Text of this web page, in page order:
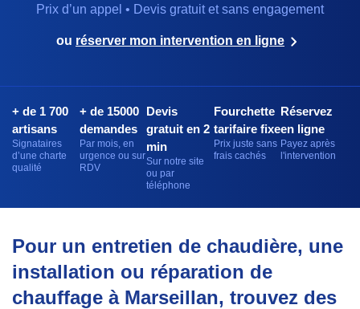
Prix d’un appel • Devis gratuit et sans engagement
ou réserver mon intervention en ligne
+ de 1 700
artisans
Signataires
d’une charte
qualité
+ de 15000
demandes
Par mois, en
urgence ou sur
RDV
Devis
gratuit en 2
min
Sur notre site
ou par
téléphone
Fourchette
tarifaire fixe
Prix juste sans
frais cachés
Réservez
en ligne
Payez après
l'intervention
Pour un entretien de chaudière, une
installation ou réparation de
chauffage à Marseillan, trouvez des